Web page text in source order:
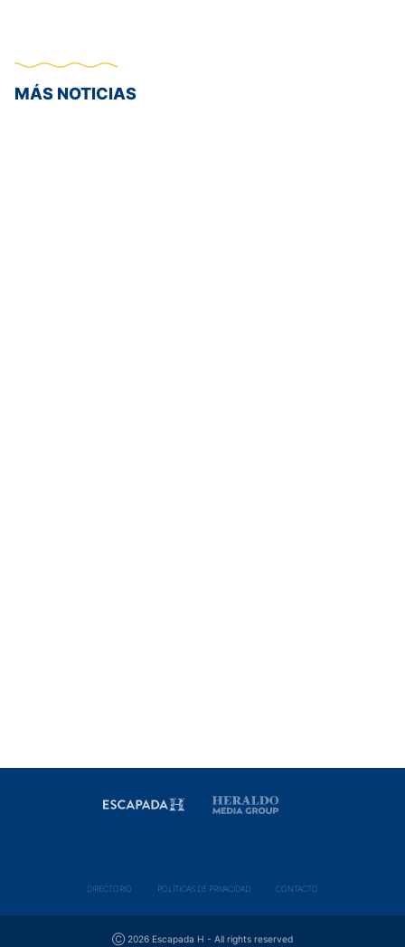
MÁS NOTICIAS
DIRECTORIO POLÍ­TICAS DE PRIVACIDAD CONTACTO
Ⓒ 2026 Escapada H - All rights reserved